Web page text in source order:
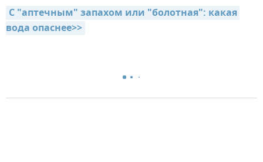
C "аптечным" запахом или "болотная": какая
вода опаснее>>